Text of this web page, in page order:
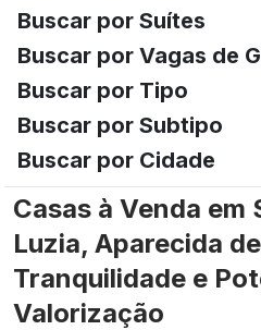
Buscar por Suítes
Buscar por Vagas de
Buscar por Tipo
Buscar por Subtipo
Buscar por Cidade
Casas à Venda em
Luzia, Aparecida
Tranquilidade e
Valorização